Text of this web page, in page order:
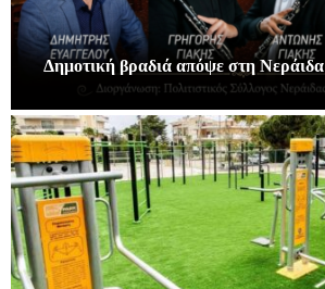
Δημοτική βραδιά απόψε στη Νεράιδα